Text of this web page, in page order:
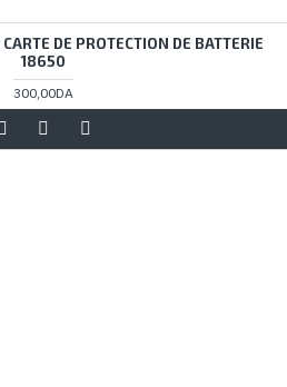
DE PROTECTION DE BATTERIE
18650
300,00DA